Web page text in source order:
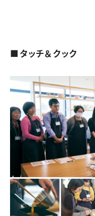
■タッチ＆クック